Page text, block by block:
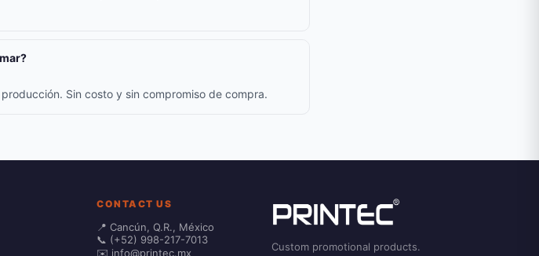
Sin costo y sin compromiso de compra.
CONTACT US
📍 Cancún, Q.R., México
📞 (+52) 998-217-7013
✉️ info@printec.mx
Custom promotional products.